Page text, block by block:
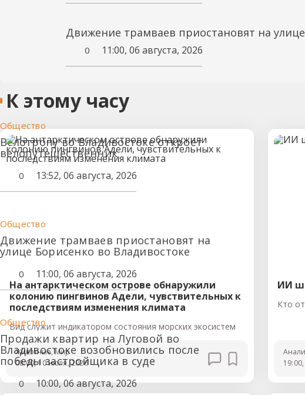
Движение трамваев приостановят на
0 11:00, 06 августа, 2026
К этому часу
Общество
Велотропу во Владивостоке откроет
велопутешественник
0 13:52, 06 августа, 2026
Общество
Движение трамваев приостановят на
улице Борисенко во Владивостоке
0 11:00, 06 августа, 2026
Общество
Продажи квартир на Луговой во
Владивостоке возобновились после
победы застройщика в суде
0 10:00, 06 августа, 2026
На антарктическом острове обнаружили
колонию пингвинов Адели, чувствительных к
последствиям изменения климата
Вид служит индикатором состояния морских экосистем
Животные, Мир
08:00, 10 июля, 2026
ИИ
Кто